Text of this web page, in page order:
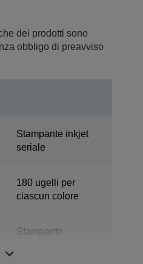
dei prodotti sono
obbligo di preavviso
Stampante inkjet
seriale
180 ugelli per
ciascun colore
Stampante